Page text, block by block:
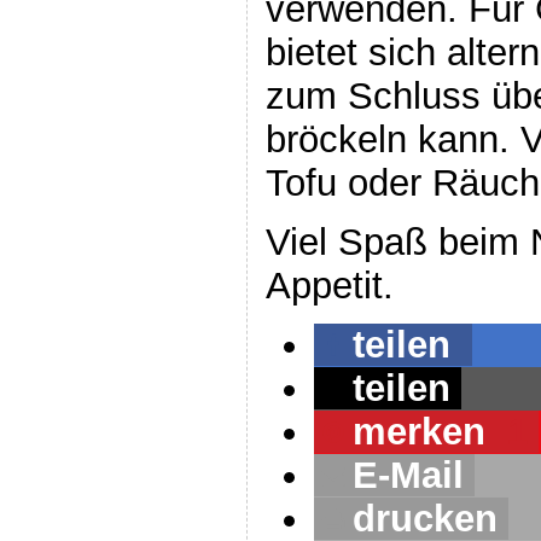
verwenden. Für
bietet sich
zum Schluss
bröckeln kann.
Tofu oder
Viel Spaß beim
Appetit.
teilen
teilen
merken
E-Mail
drucken